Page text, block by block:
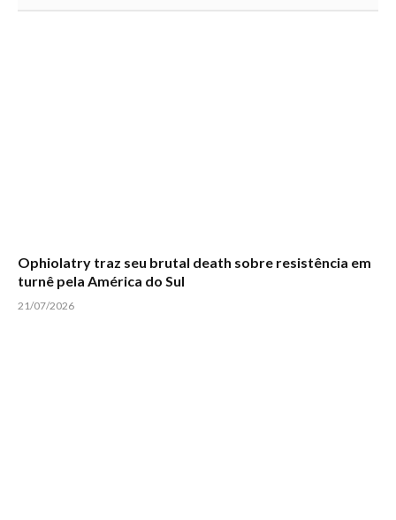
Ophiolatry traz seu brutal death sobre resistência em
turnê pela América do Sul
21/07/2026